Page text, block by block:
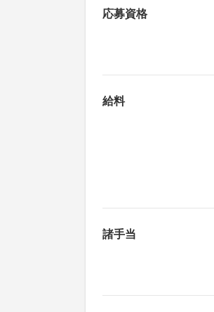
応募資格
給料
諸手当